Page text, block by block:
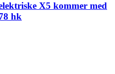
X5 kommer med
hk